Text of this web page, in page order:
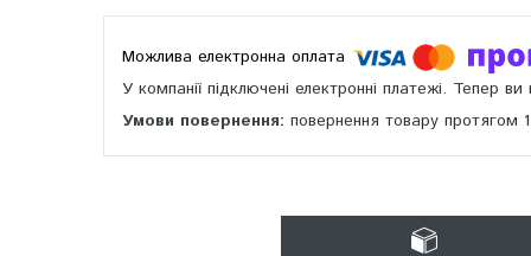
У компанії підключені електронні платежі.
повернення товару протягом